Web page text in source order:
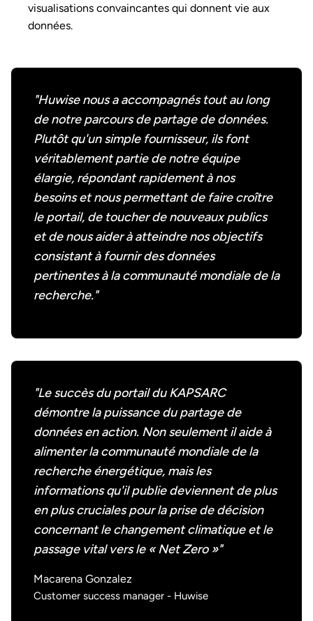
visualisations convaincantes qui donnent vie aux
données.
"Huwise nous a accompagnés tout au long
de notre parcours de partage de données.
Plutôt qu'un simple fournisseur, ils font
véritablement partie de notre équipe
élargie, répondant rapidement à nos
besoins et nous permettant de faire croître
le portail, de toucher de nouveaux publics
et de nous aider à atteindre nos objectifs
consistant à fournir des données
pertinentes à la communauté mondiale de la
recherche."
"Le succès du portail du KAPSARC
démontre la puissance du partage de
données en action. Non seulement il aide à
alimenter la communauté mondiale de la
recherche énergétique, mais les
informations qu'il publie deviennent de plus
en plus cruciales pour la prise de décision
concernant le changement climatique et le
passage vital vers le « Net Zero »"
Macarena Gonzalez
Customer success manager - Huwise